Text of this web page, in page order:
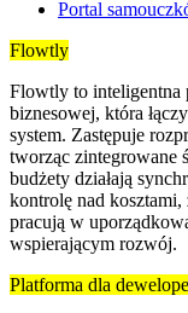
Portal
Flowtly
Flowtly to inteligentna
biznesowej, która
system. Zastępuje
tworząc zintegrowane
budżety działają
kontrolę nad kosztami,
pracują w
wspierającym rozwój.
Platforma dla